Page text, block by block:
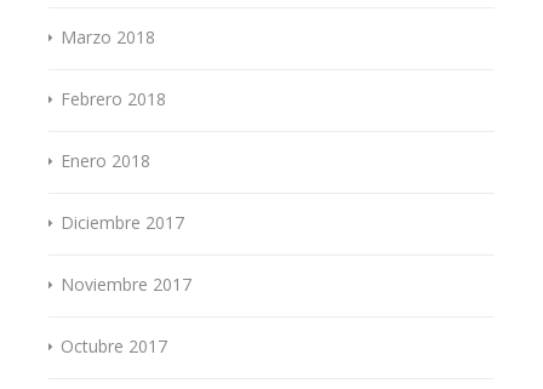
Marzo 2018
Febrero 2018
Enero 2018
Diciembre 2017
Noviembre 2017
Octubre 2017